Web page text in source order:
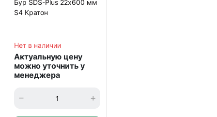
Бур SDS-Plus 22х600 мм
S4 Кратон
Нет в наличии
Актуальную цену
можно уточнить у
менеджера